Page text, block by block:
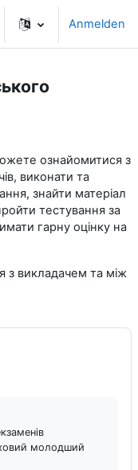
umschalten
Anmelden
ознайомитися з
виконати та
знайти матеріал
тестування за
гарну оцінку на
з викладачем та між
молодший